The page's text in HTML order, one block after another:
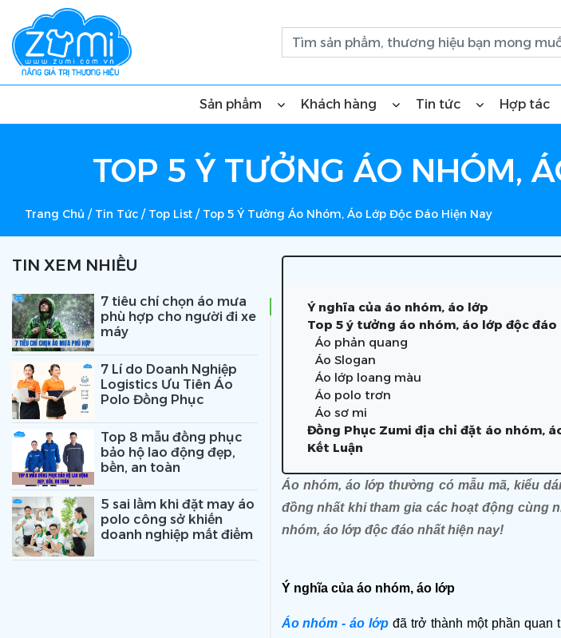
Sản phẩm Khách hàng Tin tức Hợp tác
TOP 5 Ý TƯỞNG ÁO NHÓM,
Trang Chủ / Tin Tức / Top List / Top 5 Ý Tưởng Áo Nhóm, Áo Lớp Độc Đáo Hiện Nay
TIN XEM NHIỀU
7 tiêu chí chọn áo mưa
phù hợp cho người đi xe
máy
7 Lí do Doanh Nghiệp
Logistics Ưu Tiên Áo
Polo Đồng Phục
Top 8 mẫu đồng phục
bảo hộ lao động đẹp,
bền, an toàn
5 sai lầm khi đặt may áo
polo công sở khiến
doanh nghiệp mất điểm
Ý nghĩa của áo nhóm, áo lớp
Top 5 ý tưởng áo nhóm, áo lớp độc đáo
Áo phản quang
Áo Slogan
Áo lớp loang màu
Áo polo trơn
Áo sơ mi
Đồng Phục Zumi địa chỉ đặt áo nhóm,
Kết Luận
Áo nhóm, áo lớp thường có mẫu mã, kiểu
đồng nhất khi tham gia các hoạt động cùng
nhóm, áo lớp độc đáo nhất hiện nay!
Ý nghĩa của áo nhóm, áo lớp
Áo nhóm - áo lớp đã trở thành một phần quan